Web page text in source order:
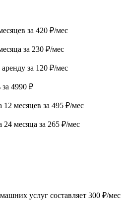
за 420 ₽/мес
за 230 ₽/мес
за 120 ₽/мес
4990 ₽
12 месяцев за 495 ₽/мес
24 месяца за 265 ₽/мес
услуг составляет 300 ₽/мес